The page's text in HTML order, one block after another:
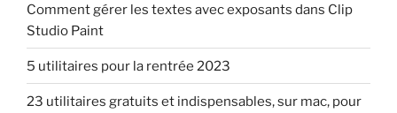
Comment gérer les textes avec exposants dans Clip
Studio Paint
5 utilitaires pour la rentrée 2023
23 utilitaires gratuits et indispensables, sur mac, pour